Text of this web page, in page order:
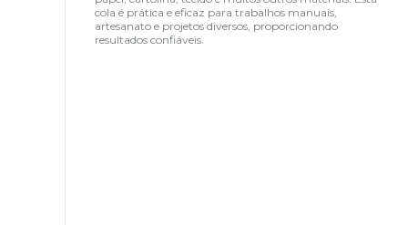
cola é prática e eficaz para trabalhos manuais,
artesanato e projetos diversos, proporcionando
resultados confiáveis.